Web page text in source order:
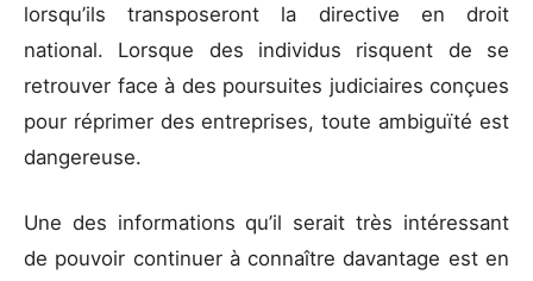
lorsqu’ils transposeront la directive en droit
national. Lorsque des individus risquent de se
retrouver face à des poursuites judiciaires conçues
pour réprimer des entreprises, toute ambiguïté est
dangereuse.
Une des informations qu’il serait très intéressant
de pouvoir continuer à connaître davantage est en